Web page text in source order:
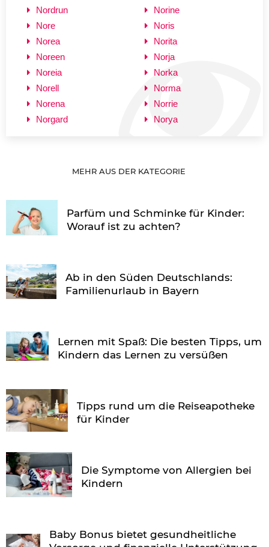
Nordrun
Nore
Norea
Noreen
Noreia
Norell
Norena
Norgard
Norine
Noris
Norita
Norja
Norka
Norma
Norrie
Norya
MEHR AUS DER KATEGORIE
Parfüm und Schminke für Kinder:
Worauf ist zu achten?
Ab in den Süden Deutschlands:
Familienurlaub in Bayern
Lernen mit Spaß: Die besten Tipps, um
Kindern das Lernen zu versüßen
Tipps rund um die Reiseapotheke
für Kinder
Die Symptome von Allergien bei
Kindern
Baby Bonus bietet gesundheitliche